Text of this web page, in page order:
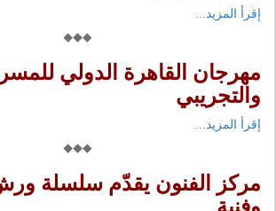
إقرأ المزيد...
مهرجان القاهرة الدولي
والتجريبي
إقرأ المزيد...
مركز الفنون يقدّم سلسلة